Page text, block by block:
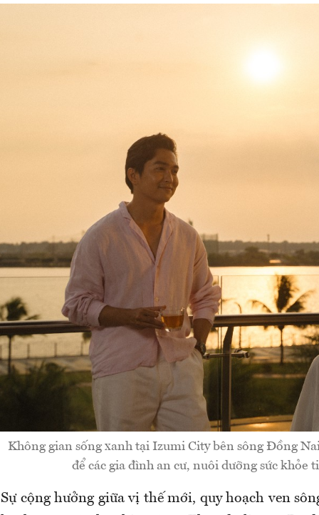
Không gian sống xanh tại Izumi City bên sông Đồng
để các gia đình an cư, nuôi dưỡng sức khỏe
Sự cộng hưởng giữa vị thế mới, quy hoạch ven